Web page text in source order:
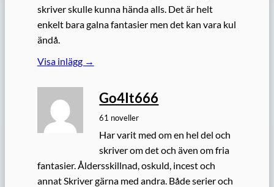
skriver skulle kunna hända alls. Det är helt
enkelt bara galna fantasier men det kan vara kul
ändå.
Visa inlägg →
Go4It666
61 noveller
Har varit med om en hel del och
skriver om det och även om fria
fantasier. Åldersskillnad, oskuld, incest och
annat Skriver gärna med andra. Både serier och